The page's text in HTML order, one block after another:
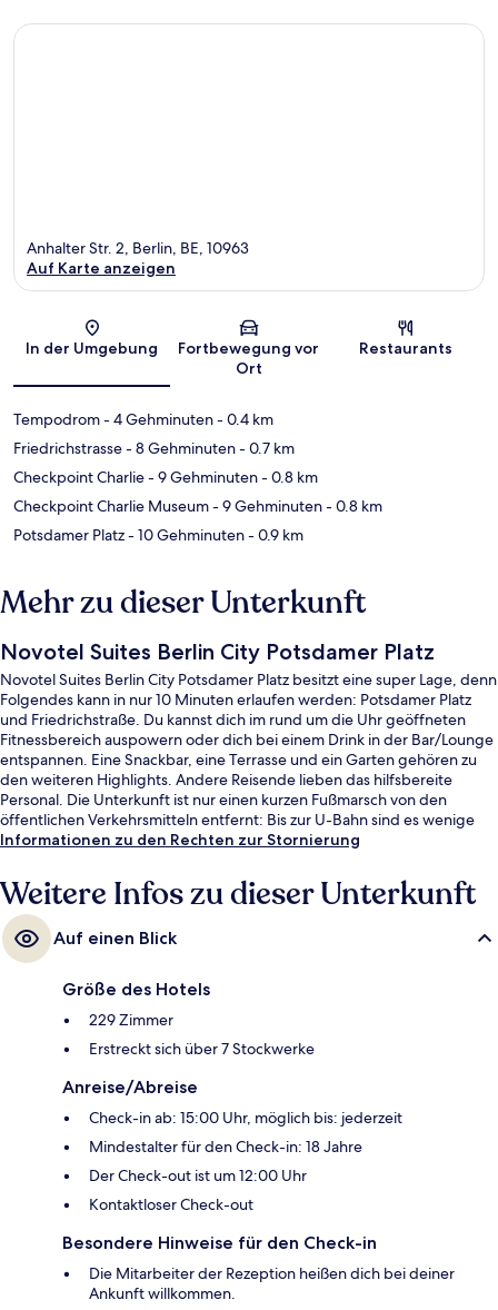
Karte
Anhalter Str. 2, Berlin, BE, 10963
Auf Karte anzeigen
In der Umgebung
Fortbewegung vor
Ort
Restaurants
Tempodrom- 4 Gehminuten- 0.4 km
Friedrichstrasse- 8 Gehminuten- 0.7 km
Checkpoint Charlie- 9 Gehminuten- 0.8 km
Checkpoint Charlie Museum- 9 Gehminuten- 0.8 km
Potsdamer Platz- 10 Gehminuten- 0.9 km
Mehr zu dieser Unterkunft
Novotel Suites Berlin City Potsdamer Platz
Novotel Suites Berlin City Potsdamer Platz besitzt eine super Lage, denn
Folgendes kann in nur 10 Minuten erlaufen werden: Potsdamer Platz
und Friedrichstraße. Du kannst dich im rund um die Uhr geöffneten
Fitnessbereich auspowern oder dich bei einem Drink in der Bar/Lounge
entspannen. Eine Snackbar, eine Terrasse und ein Garten gehören zu
den weiteren Highlights. Andere Reisende lieben das hilfsbereite
Personal. Die Unterkunft ist nur einen kurzen Fußmarsch von den
öffentlichen Verkehrsmitteln entfernt: Bis zur U-Bahn sind es wenige
Schritte (S-Bahnhof Anhalter Bahnhof) bzw. 8 Minuten (U-Bahnhof
Informationen zu den Rechten zur Stornierung
Weitere Infos zu dieser Unterkunft
Auf einen Blick
Größe des Hotels
229 Zimmer
Erstreckt sich über 7 Stockwerke
Anreise/Abreise
Check-in ab: 15:00 Uhr, möglich bis: jederzeit
Mindestalter für den Check-in: 18 Jahre
Der Check-out ist um 12:00 Uhr
Kontaktloser Check-out
Besondere Hinweise für den Check-in
Die Mitarbeiter der Rezeption heißen dich bei deiner
Ankunft willkommen.